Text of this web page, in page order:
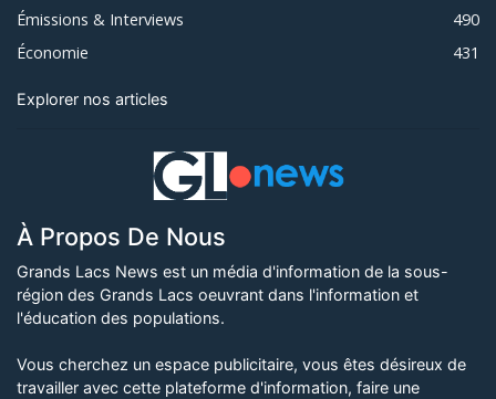
Émissions & Interviews
490
Économie
431
Explorer nos articles
À Propos De Nous
Grands Lacs News est un média d'information de la sous-
région des Grands Lacs oeuvrant dans l'information et
l'éducation des populations.
Vous cherchez un espace publicitaire, vous êtes désireux de
travailler avec cette plateforme d'information, faire une